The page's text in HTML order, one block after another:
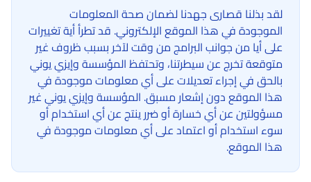
لقد بذلنا قصارى جهدنا لضمان صحة المعلومات
الموجودة في هذا الموقع الإلكتروني. قد تطرأ أية تغييرات
على أيا من جوانب البرامج من وقت لآخر بسبب ظروف غير
متوقعة تخرج عن سيطرتنا، وتحتفظ المؤسسة وإيزي يوني
بالحق في إجراء تعديلات على أي معلومات موجودة في
هذا الموقع دون إشعار مسبق. المؤسسة وإيزي يوني غير
مسؤولتين عن أي خسارة أو ضرر ينتج عن أي استخدام أو
سوء استخدام أو اعتماد على أي معلومات موجودة في
هذا الموقع.